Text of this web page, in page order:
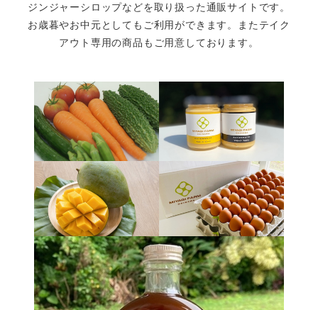
ジンジャーシロップなどを取り扱った通販サイトです。
お歳暮やお中元としてもご利用ができます。またテイク
アウト専用の商品もご用意しております。